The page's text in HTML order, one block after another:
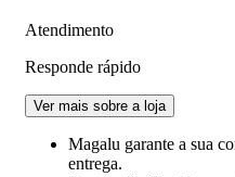
Atendimento
Responde rápido
Ver mais sobre a loja
Magalu garante a sua
entrega.